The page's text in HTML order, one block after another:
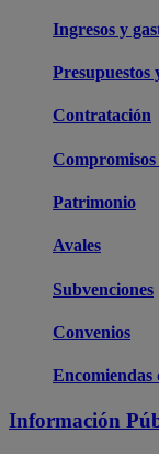
Ingresos y
Presupuestos
Contratación
Patrimonio
Avales
Subvenciones
Convenios
Encomiendas
Información